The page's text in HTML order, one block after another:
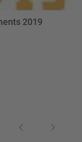
2019
Previous